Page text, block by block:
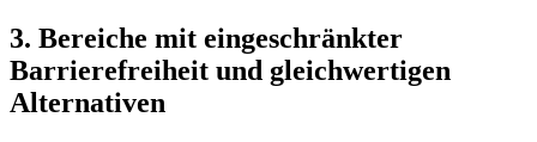
3. Bereiche mit eingeschränkter
Barrierefreiheit und gleichwertigen
Alternativen